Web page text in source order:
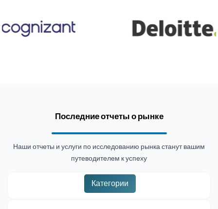
Последние отчеты о рынке
Наши отчеты и услуги по исследованию рынка станут вашим
путеводителем к успеху
Категории